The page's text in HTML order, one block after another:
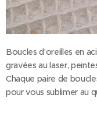
Boucles d'oreilles en
gravées au laser,
Chaque paire de
pour vous sublimer au